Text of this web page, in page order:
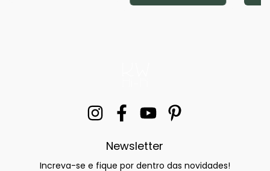
Newsletter
Increva-se e fique por dentro das novidades!